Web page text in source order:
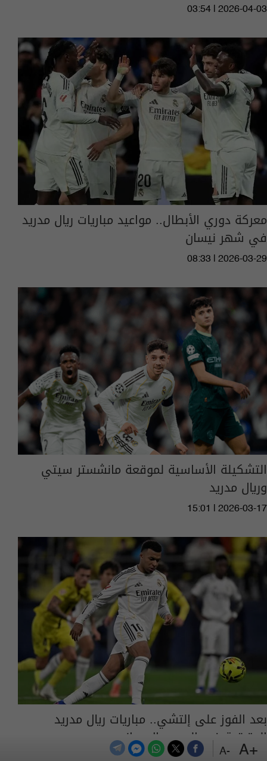
+A
-A
03:54 | 2026-04-03
معركة دوري الأبطال.. مواعيد مباريات ريال مدريد
في شهر نيسان
08:33 | 2026-03-29
التشكيلة الأساسية لموقعة مانشستر سيتي
وريال مدريد
15:01 | 2026-03-17
بعد الفوز على إلتشي.. مباريات ريال مدريد
المتبقية في الدوري الإسباني
06:00 | 2026-03-15